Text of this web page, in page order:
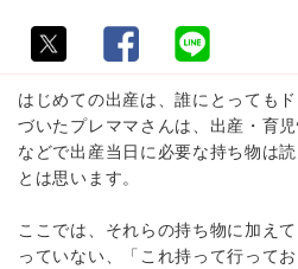
はじめての出産は、誰にとっても
づいたプレママさんは、出産・育
などで出産当日に必要な持ち物は
とは思います。
ここでは、それらの持ち物に加え
っていない、「これ持って行って